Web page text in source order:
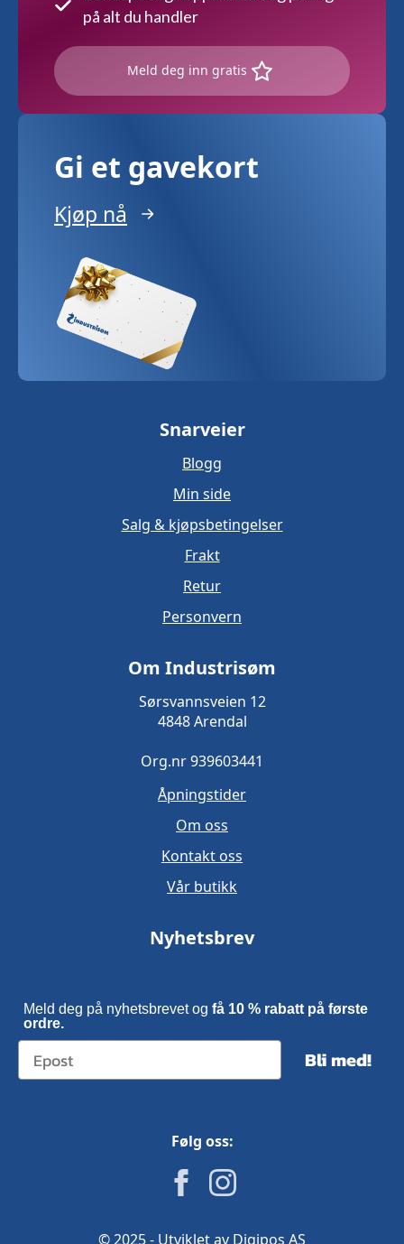
på alt du handler
Meld deg inn gratis
Gi et gavekort
Kjøp nå
Snarveier
Blogg
Min side
Salg & kjøpsbetingelser
Frakt
Retur
Personvern
Om Industrisøm
Sørsvannsveien 12
4848 Arendal
Org.nr 939603441
Åpningstider
Om oss
Kontakt oss
Vår butikk
Nyhetsbrev
Meld deg på nyhetsbrevet og få 10 % rabatt på første
ordre.
Bli med!
Følg oss:
© 2025 - Utviklet av Digipos AS